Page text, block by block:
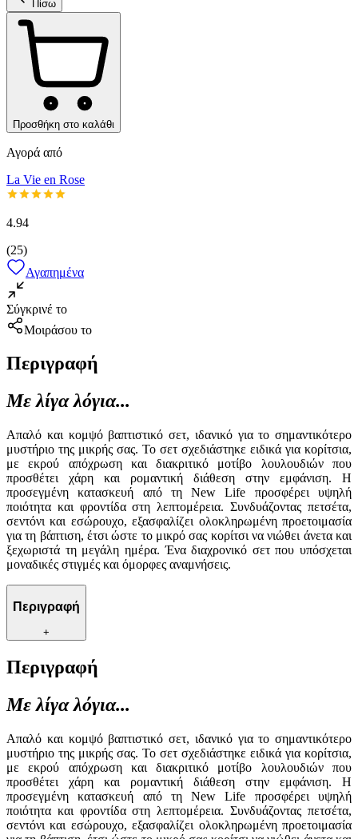
Πίσω
Προσθήκη στο καλάθι
Αγορά από
La Vie en Rose
4.94
(25)
Αγαπημένα
Σύγκρινέ το
Μοιράσου το
Περιγραφή
Με λίγα λόγια...
Απαλό και κομψό βαπτιστικό σετ, ιδανικό για το σημαντικότερο
μυστήριο της μικρής σας. Το σετ σχεδιάστηκε ειδικά για κορίτσια,
με εκρού απόχρωση και διακριτικό μοτίβο λουλουδιών που
προσθέτει χάρη και ρομαντική διάθεση στην εμφάνιση. Η
προσεγμένη κατασκευή από τη New Life προσφέρει υψηλή
ποιότητα και φροντίδα στη λεπτομέρεια. Συνδυάζοντας πετσέτα,
σεντόνι και εσώρουχο, εξασφαλίζει ολοκληρωμένη προετοιμασία
για τη βάπτιση, έτσι ώστε το μικρό σας κορίτσι να νιώθει άνετα και
ξεχωριστά τη μεγάλη ημέρα. Ένα διαχρονικό σετ που υπόσχεται
μοναδικές στιγμές και όμορφες αναμνήσεις.
Περιγραφή
+
Περιγραφή
Με λίγα λόγια...
Απαλό και κομψό βαπτιστικό σετ, ιδανικό για το σημαντικότερο
μυστήριο της μικρής σας. Το σετ σχεδιάστηκε ειδικά για κορίτσια,
με εκρού απόχρωση και διακριτικό μοτίβο λουλουδιών που
προσθέτει χάρη και ρομαντική διάθεση στην εμφάνιση. Η
προσεγμένη κατασκευή από τη New Life προσφέρει υψηλή
ποιότητα και φροντίδα στη λεπτομέρεια. Συνδυάζοντας πετσέτα,
σεντόνι και εσώρουχο, εξασφαλίζει ολοκληρωμένη προετοιμασία